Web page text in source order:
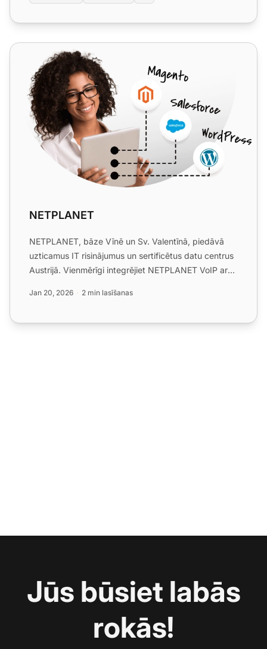
NETPLANET
NETPLANET
NETPLANET, bāze Vīnē un Sv. Valentīnā, piedāvā
uzticamus IT risinājumus un sertificētus datu centrus
Austrijā. Vienmērīgi integrējiet NETPLANET VoIP ar
Jan 20, 2026 2 min lasīšanas
Jūs būsiet labās
rokās!